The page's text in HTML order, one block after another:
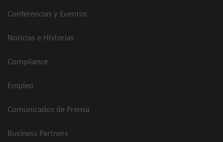
Conferencias y Eventos
Noticias e Historias
Compliance
Empleo
Comunicados de Prensa
Business Partners